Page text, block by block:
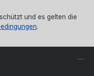
und es gelten die
.